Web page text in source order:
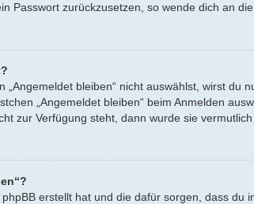
Passwort zurückzusetzen, so wende dich an
„Angemeldet bleiben“ nicht auswählst, wirst
„Angemeldet bleiben“ beim Anmelden
zur Verfügung steht, dann wurde sie
phpBB erstellt hat und die dafür sorgen, dass